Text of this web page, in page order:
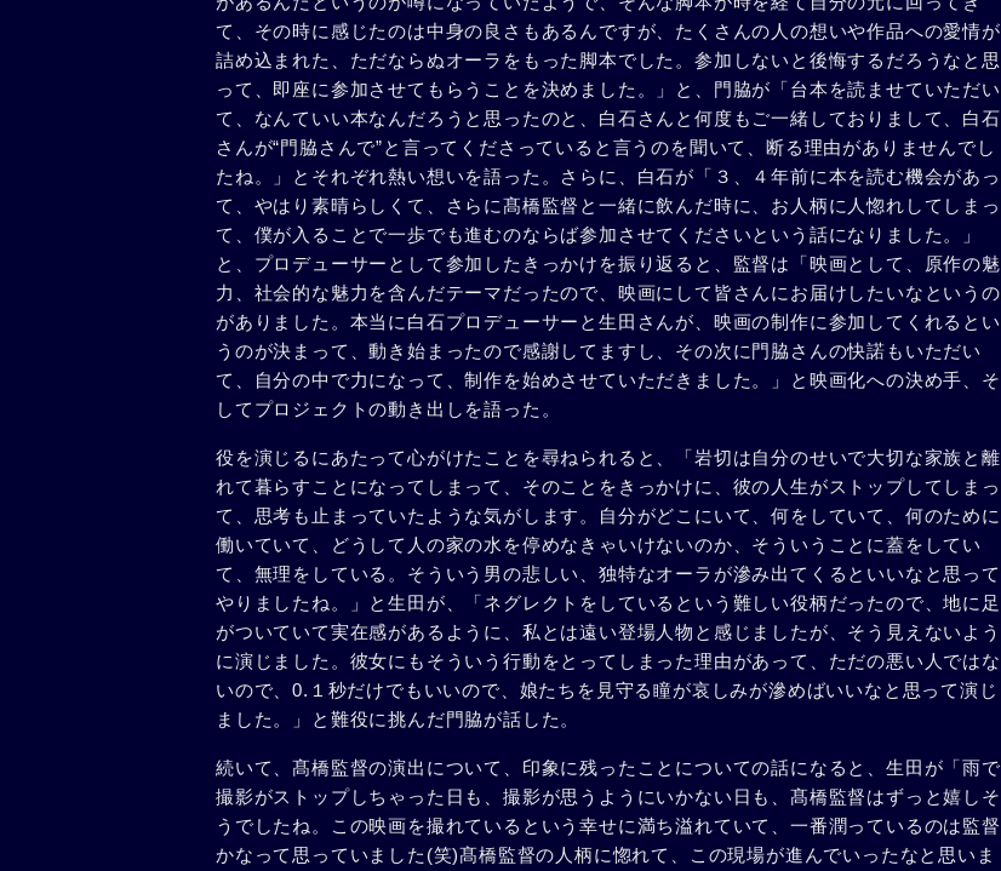
て、その時に感じたのは中身の良さもあるんですが、たくさんの人の想いや作品への愛情が
詰め込まれた、ただならぬオーラをもった脚本でした。参加しないと後悔するだろうなと思
って、即座に参加させてもらうことを決めました。」と、門脇が「台本を読ませていただい
て、なんていい本なんだろうと思ったのと、白石さんと何度もご一緒しておりまして、白石
さんが“門脇さんで”と言ってくださっていると言うのを聞いて、断る理由がありませんでし
たね。」とそれぞれ熱い想いを語った。さらに、白石が「３、４年前に本を読む機会があっ
て、やはり素晴らしくて、さらに髙橋監督と一緒に飲んだ時に、お人柄に人惚れしてしまっ
て、僕が入ることで一歩でも進むのならば参加させてくださいという話になりました。」
と、プロデューサーとして参加したきっかけを振り返ると、監督は「映画として、原作の魅
力、社会的な魅力を含んだテーマだったので、映画にして皆さんにお届けしたいなというの
がありました。本当に白石プロデューサーと生田さんが、映画の制作に参加してくれるとい
うのが決まって、動き始まったので感謝してますし、その次に門脇さんの快諾もいただい
て、自分の中で力になって、制作を始めさせていただきました。」と映画化への決め手、そ
してプロジェクトの動き出しを語った。
役を演じるにあたって心がけたことを尋ねられると、「岩切は自分のせいで大切な家族と離
れて暮らすことになってしまって、そのことをきっかけに、彼の人生がストップしてしまっ
て、思考も止まっていたような気がします。自分がどこにいて、何をしていて、何のために
働いていて、どうして人の家の水を停めなきゃいけないのか、そういうことに蓋をしてい
て、無理をしている。そういう男の悲しい、独特なオーラが滲み出てくるといいなと思って
やりましたね。」と生田が、「ネグレクトをしているという難しい役柄だったので、地に足
がついていて実在感があるように、私とは遠い登場人物と感じましたが、そう見えないよう
に演じました。彼女にもそういう行動をとってしまった理由があって、ただの悪い人ではな
いので、0.１秒だけでもいいので、娘たちを見守る瞳が哀しみが滲めばいいなと思って演じ
ました。」と難役に挑んだ門脇が話した。
続いて、髙橋監督の演出について、印象に残ったことについての話になると、生田が「雨で
撮影がストップしちゃった日も、撮影が思うようにいかない日も、髙橋監督はずっと嬉しそ
うでしたね。この映画を撮れているという幸せに満ち溢れていて、一番潤っているのは監督
かなって思っていました(笑)髙橋監督の人柄に惚れて、この現場が進んでいったなと思いま